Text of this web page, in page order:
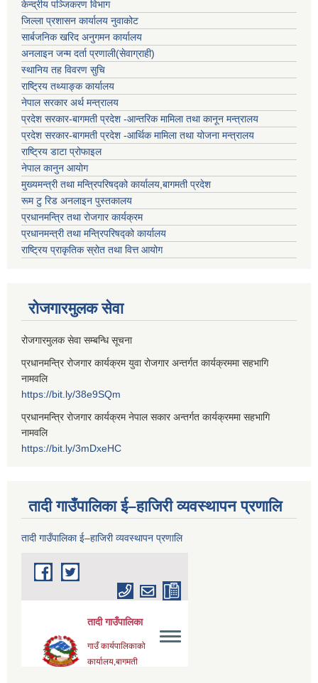
केन्द्रीय पञ्जिकरण विभाग
जिल्ला प्रशासन कार्यालय नुवाकोट
सार्बजनिक खरिद अनुगमन कार्यालय
अनलाइन जन्म दर्ता प्रणाली(सेवाग्राही)
स्थानिय तह विवरण सुचि
राष्ट्रिय तथ्याङ्क कार्यालय
नेपाल सरकार अर्थ मन्त्रालय
प्रदेश सरकार-बागमती प्रदेश -आन्तरिक मामिला तथा कानून मन्त्रालय
प्रदेश सरकार-बागमती प्रदेश -आर्थिक मामिला तथा योजना मन्त्रालय
राष्ट्रिय डाटा प्रोफाइल
नेपाल कानुन आयोग
मुख्यमन्त्री तथा मन्त्रिपरिषद्को कार्यालय,बागमती प्रदेश
रूम टु रिड अनलाइन पुस्तकालय
प्रधानमन्त्रि तथा रोजगार कार्यक्रम
प्रधानमन्त्री तथा मन्त्रिपरिषद्को कार्यालय
राष्ट्रिय प्राकृतिक स्रोत तथा वित्त आयोग
रोजगारमुलक सेवा
रोजगारमुलक सेवा सम्बन्धि सूचना
प्रधानमन्त्रि रोजगार कार्यक्रम युवा रोजगार अन्तर्गत कार्यक्रममा सहभागि
नामवलि
https://bit.ly/38e9SQm
प्रधानमन्त्रि रोजगार कार्यक्रम नेपाल सकार अन्तर्गत कार्यक्रममा सहभागि
नामवलि
https://bit.ly/3mDxeHC
तादी गाउँपालिका ई–हाजिरी व्यवस्थापन प्रणालि
तादी गाउँपालिका ई–हाजिरी व्यवस्थापन प्रणालि